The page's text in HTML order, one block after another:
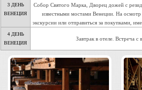
3 ДЕНЬ
ВЕНЕЦИЯ
Собор Святого Марка, Дворец дожей с
известными мостами Венеции. На
экскурсии или отправиться за покупками,
4 ДЕНЬ
ВЕНЕЦИЯ
Завтрак в отеле. Встреча